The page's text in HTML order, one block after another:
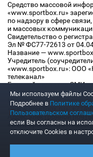
Средство массовой
«www.sportbox.ru»
по надзору в сфере
и массовых
Свидетельство о
Эл № ФС77-72613 от
Название —
Учредитель
«www.sportbox.ru»: ООО
телеканал»
Главный редактор СМИ
Конов В.А.
Номер телефона
«www.sportbox.ru»: +7
Адрес электронной
«www.sportbox.ru»:
Мы используем файлы
Подробнее в Политике
Пользовательском
если Вы согласны на
отключите Cookies в